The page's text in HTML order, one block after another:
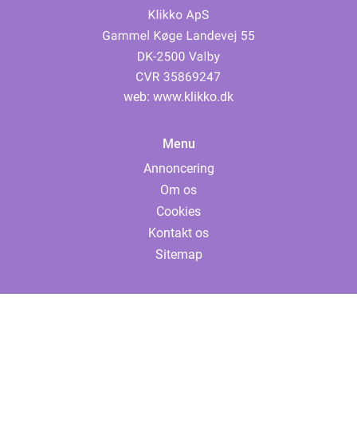
web: www.klikko.dk
Menu
Annoncering
Om os
Cookies
Kontakt os
Sitemap